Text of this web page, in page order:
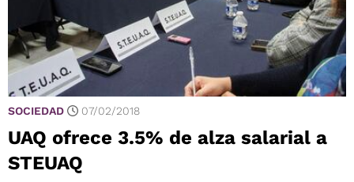
SOCIEDAD 07/02/2018
UAQ ofrece 3.5% de alza salarial a
STEUAQ